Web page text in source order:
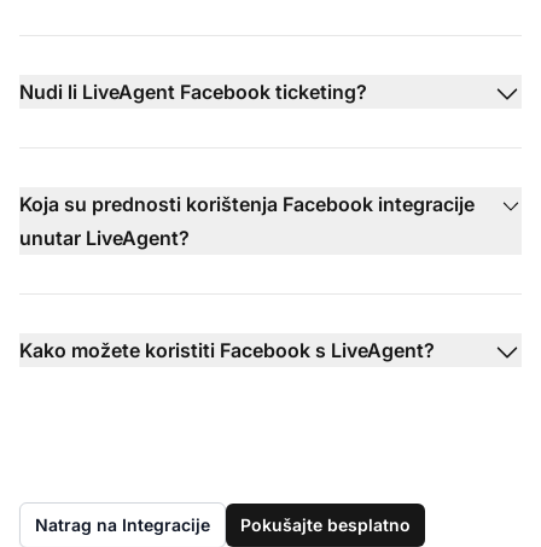
Nudi li LiveAgent Facebook ticketing?
Koja su prednosti korištenja Facebook integracije
unutar LiveAgent?
Kako možete koristiti Facebook s LiveAgent?
Natrag na Integracije Pokušajte besplatno